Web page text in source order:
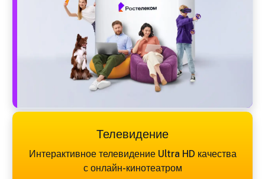
Телевидение
Интерактивное телевидение Ultra HD качества
с онлайн-кинотеатром